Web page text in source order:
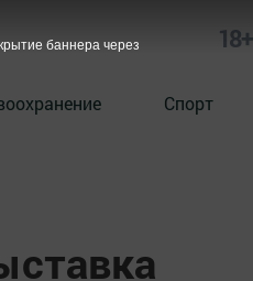
18+
Спорт
баннера через